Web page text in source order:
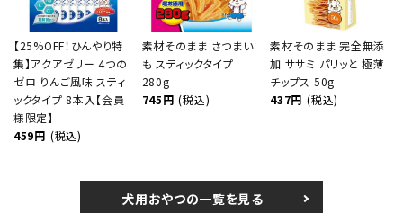
【25%OFF！ひんやり特
集】アクアゼリー 4つの
ゼロ りんご風味 スティ
ックタイプ 8本入【会員
様限定】
459円 (税込)
素材そのまま さつまい
も スティックタイプ
280g
745円 (税込)
素材そのまま 完全無添
加 ササミ パリッと 極薄
チップス 50g
437円 (税込)
犬用おやつの一覧を見る